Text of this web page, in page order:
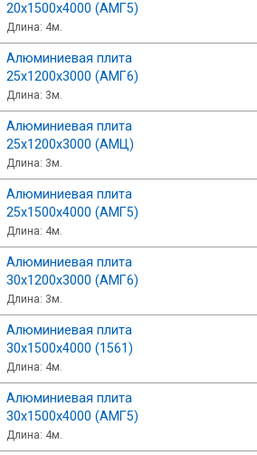
20х1500х4000 (АМГ5)
Длина: 4м.
Алюминиевая плита
25х1200х3000 (АМГ6)
Длина: 3м.
Алюминиевая плита
25х1200х3000 (АМЦ)
Длина: 3м.
Алюминиевая плита
25х1500х4000 (АМГ5)
Длина: 4м.
Алюминиевая плита
30х1200х3000 (АМГ6)
Длина: 3м.
Алюминиевая плита
30х1500х4000 (1561)
Длина: 4м.
Алюминиевая плита
30х1500х4000 (АМГ5)
Длина: 4м.